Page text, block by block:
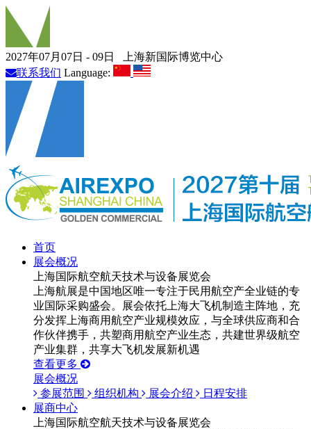
2027年07月07日 - 09日
上海新国际博览中心
联系我们 Language:
首页
展会概况
上海国际航空航天技术与设备展览会
上海航展是中国地区唯一专注于民用航空产全业链的专
业国际采购盛会。展会依托上海大飞机制造主阵地，充
分发挥上海商用航空产业规模效应，与全球供应商和合
作伙伴携手，共塑商用航空产业生态，共建世界级航空
产业集群，共享大飞机发展新机遇
查看更多
展会概况
参展范围
组织机构 展会介绍
日程安排
展商中心
上海国际航空航天技术与设备展览会